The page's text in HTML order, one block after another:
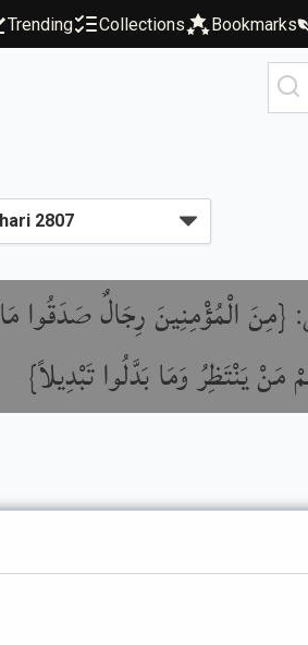
Trending Collections Bookmarks
{مِنَ الْمُؤْمِنِينَ رِجَالٌ صَدَقُوا
يَنْتَظِرُ وَمَا بَدَّلُوا تَبْدِيلاً}